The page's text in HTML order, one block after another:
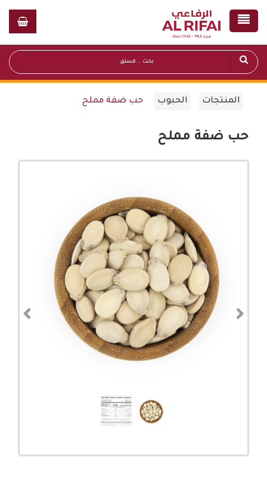
المنتجات الحبوب حب ضفة مملح
حب ضفة مملح
Next